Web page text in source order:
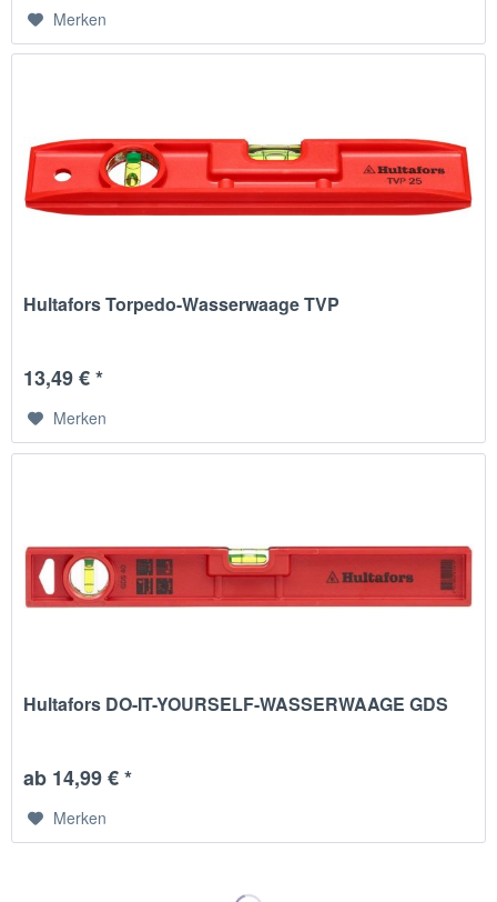
Merken
Hultafors Torpedo-Wasserwaage TVP
13,49 € *
Merken
Hultafors DO-IT-YOURSELF-WASSERWAAGE GDS
ab 14,99 € *
Merken